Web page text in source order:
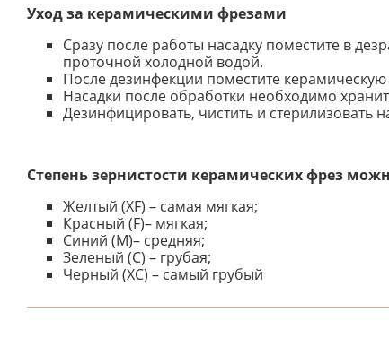
Уход за керамическими фрезами
Сразу после работы насадку поместите в
проточной холодной водой.
После дезинфекции поместите
Насадки после обработки необходимо
Дезинфицировать, чистить и стерилизовать
Степень зернистости керамических фрез
Желтый (XF) – самая мягкая;
Красный (F)– мягкая;
Синий (M)– средняя;
Зеленый (C) – грубая;
Черный (XC) – самый грубый
К настоящему времени нет отзывов. Вы можете